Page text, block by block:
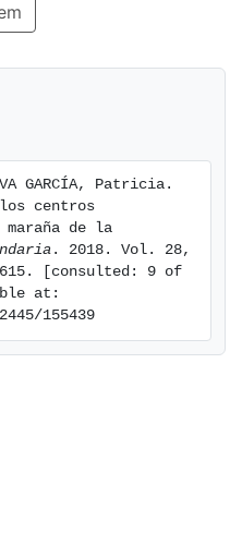
GARCÍA, Patricia.
centros
de la
. 2018. Vol. 28,
[consulted: 9 of
at:
155439